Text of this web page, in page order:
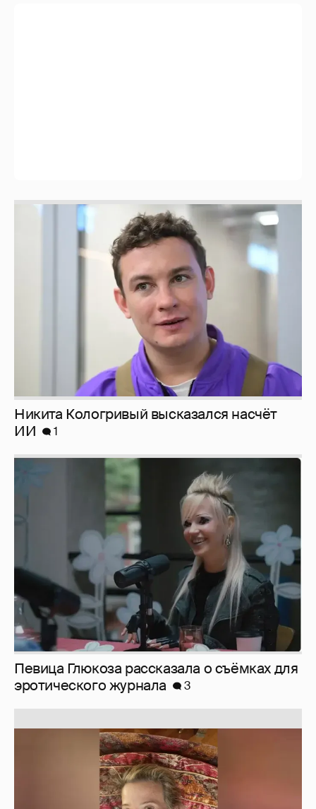
Никита Кологривый высказался насчёт
Певица Глюкоза рассказала о съёмках для
эротического журнала
3
Юлия Высоцкая выложила селфи без